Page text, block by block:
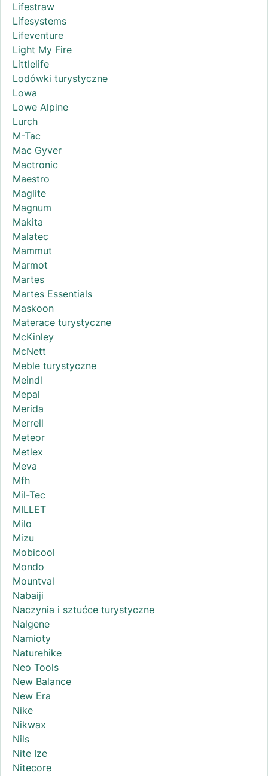
Lifestraw
Lifesystems
Lifeventure
Light My Fire
Littlelife
Lodówki turystyczne
Lowa
Lowe Alpine
Lurch
M-Tac
Mac Gyver
Mactronic
Maestro
Maglite
Magnum
Makita
Malatec
Mammut
Marmot
Martes
Martes Essentials
Maskoon
Materace turystyczne
McKinley
McNett
Meble turystyczne
Meindl
Mepal
Merida
Merrell
Meteor
Metlex
Meva
Mfh
Mil-Tec
MILLET
Milo
Mizu
Mobicool
Mondo
Mountval
Nabaiji
Naczynia i sztućce turystyczne
Nalgene
Namioty
Naturehike
Neo Tools
New Balance
New Era
Nike
Nikwax
Nils
Nite Ize
Nitecore